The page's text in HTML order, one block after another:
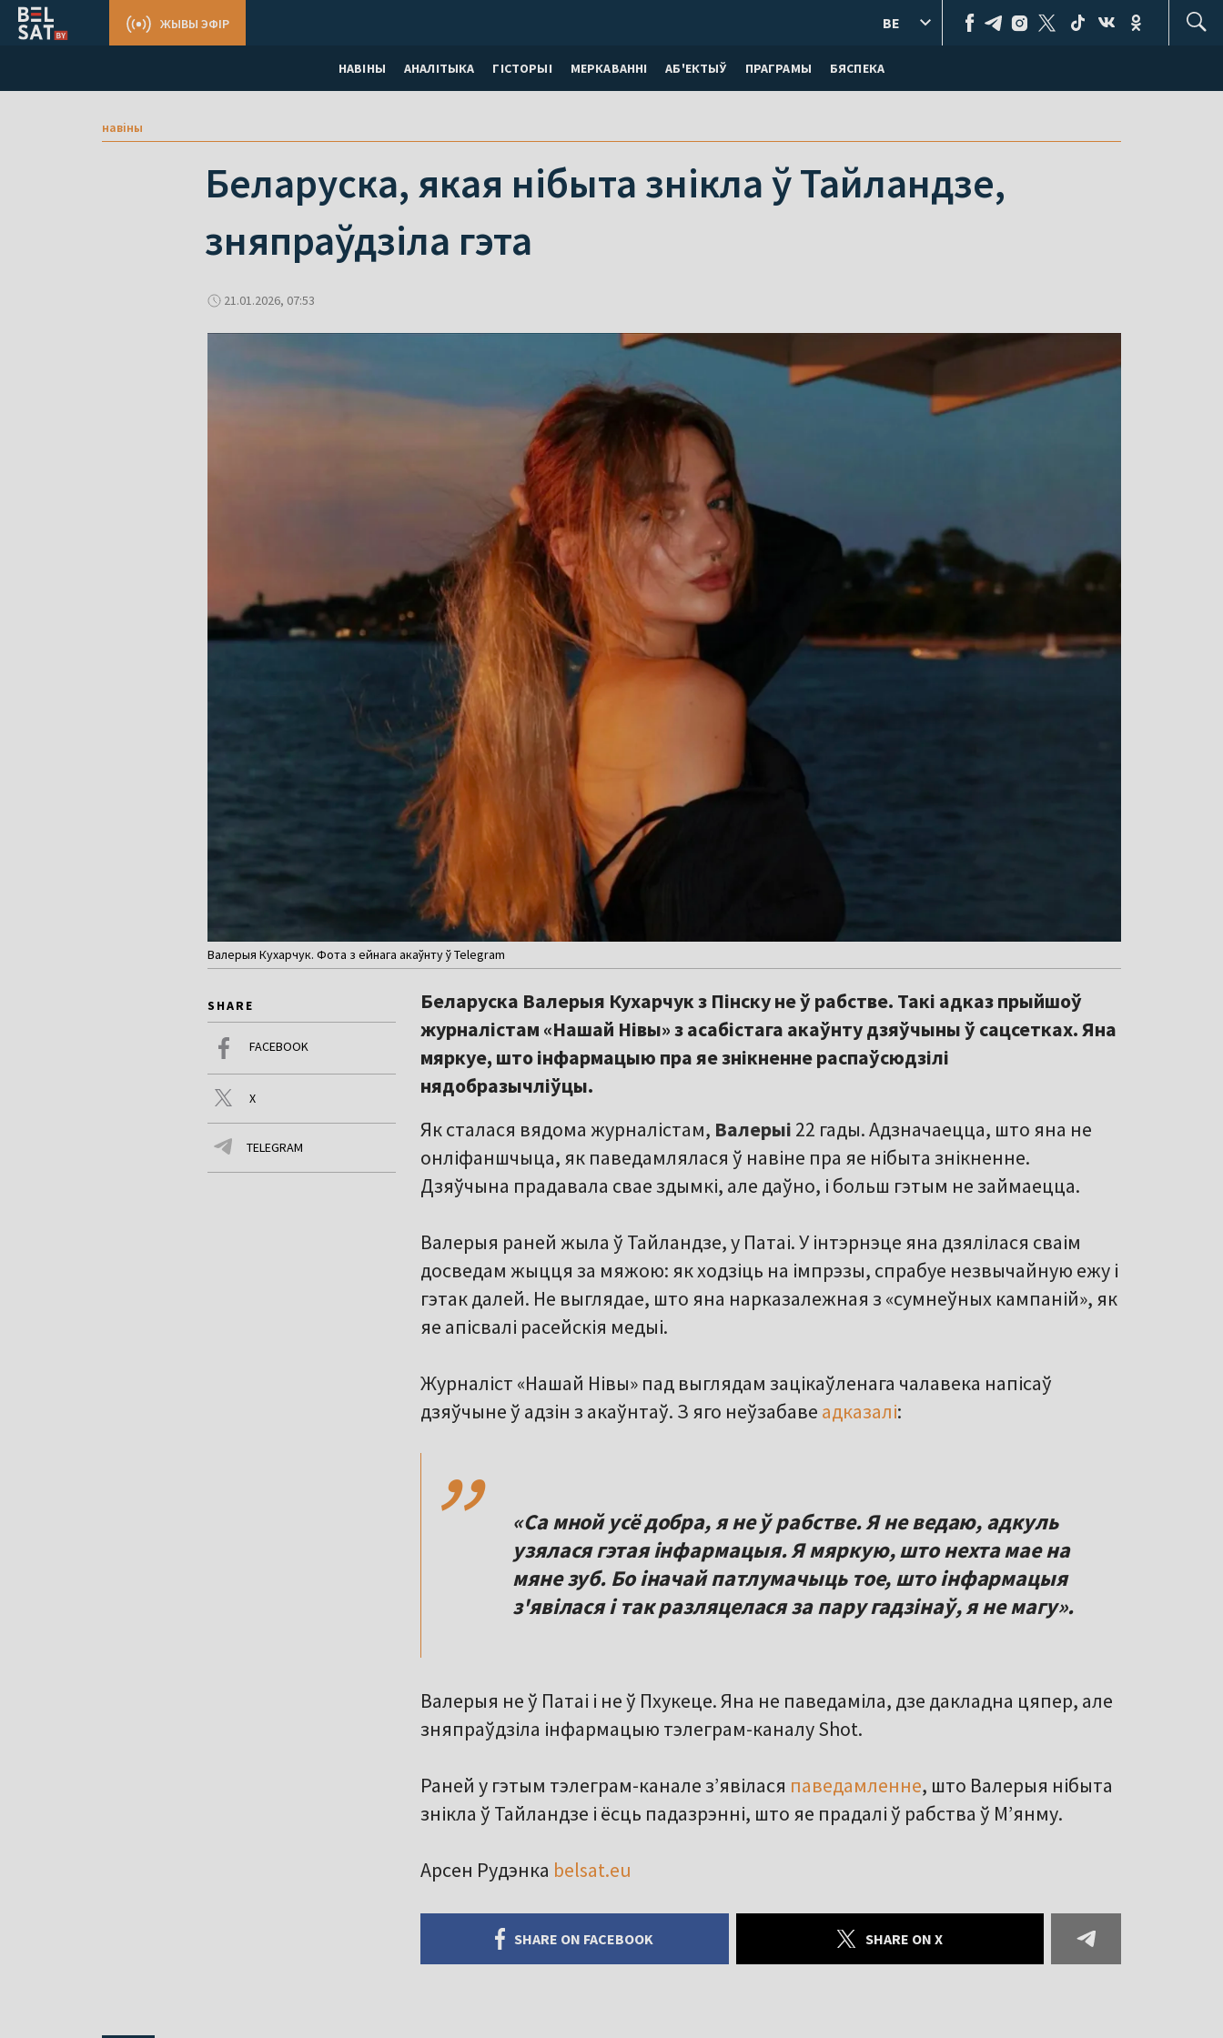
НАВІНЫ АНАЛІТЫКА ГІСТОРЫІ МЕРКАВАННI АБ'ЕКТЫЎ ПРАГРАМЫ БЯСПЕКА
ЖЫВЫ ЭФІР BE
навіны
Беларуска, якая нібыта знікла ў Тайландзе,
зняпраўдзіла гэта
21.01.2026, 07:53
Валерыя Кухарчук. Фота з ейнага акаўнту ў Telegram
SHARE
FACEBOOK
X
TELEGRAM
Беларуска Валерыя Кухарчук з Пінску не ў рабстве. Такі адказ прыйшоў
журналістам «Нашай Нівы» з асабістага акаўнту дзяўчыны ў сацсетках. Яна
мяркуе, што інфармацыю пра яе знікненне распаўсюдзілі
нядобразычліўцы.
Як сталася вядома журналістам, Валерыі 22 гады. Адзначаецца, што яна не
онліфаншчыца, як паведамлялася ў навіне пра яе нібыта знікненне.
Дзяўчына прадавала свае здымкі, але даўно, і больш гэтым не займаецца.
Валерыя раней жыла ў Тайландзе, у Патаі. У інтэрнэце яна дзялілася сваім
досведам жыцця за мяжою: як ходзіць на імпрэзы, спрабуе незвычайную ежу і
гэтак далей. Не выглядае, што яна нарказалежная з «сумнеўных кампаній», як
яе апісвалі расейскія медыі.
Журналіст «Нашай Нівы» пад выглядам зацікаўленага чалавека напісаў
дзяўчыне ў адзін з акаўнтаў. З яго неўзабаве адказалі:
,,
«Са мной усё добра, я не ў рабстве. Я не ведаю, адкуль
узялася гэтая інфармацыя. Я мяркую, што нехта мае на
мяне зуб. Бо іначай патлумачыць тое, што інфармацыя
з'явілася і так разляцелася за пару гадзінаў, я не магу».
Валерыя не ў Патаі і не ў Пхукеце. Яна не паведаміла, дзе дакладна цяпер, але
зняпраўдзіла інфармацыю тэлеграм-каналу Shot.
Раней у гэтым тэлеграм-канале зʼявілася паведамленне, што Валерыя нібыта
знікла ў Тайландзе і ёсць падазрэнні, што яе прадалі ў рабства ў М’янму.
Арсен Рудэнка belsat.eu
SHARE ON FACEBOOK SHARE ON X